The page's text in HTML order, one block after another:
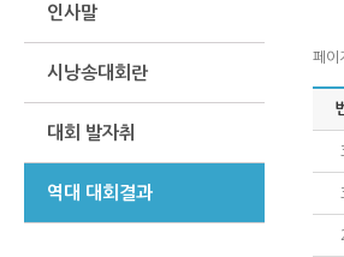
인사말
시낭송대회란
대회 발자취
역대 대회결과
페이